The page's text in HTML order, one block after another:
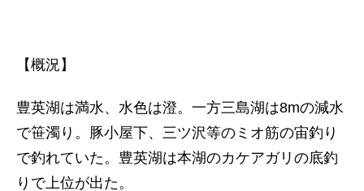
【概況】
豊英湖は満水、水色は澄。一方三島湖は8mの減水
で笹濁り。豚小屋下、三ツ沢等のミオ筋の宙釣り
で釣れていた。豊英湖は本湖のカケアガリの底釣
りで上位が出た。